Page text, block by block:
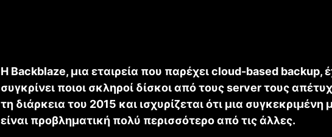
Η Backblaze, μια εταιρεία που παρέχει cloud-based backup,
συγκρίνει ποιοι σκληροί δίσκοι από τους server τους
τη διάρκεια του 2015 και ισχυρίζεται ότι μια συγκεκριμένη
είναι προβληματική πολύ περισσότερο από τις άλλες.